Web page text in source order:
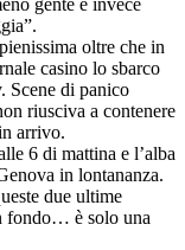
oltre che in
casino lo sbarco
Scene di panico
riusciva a contenere
arrivo.
6 di mattina e l’alba
in lontananza.
due ultime
fondo… è solo una